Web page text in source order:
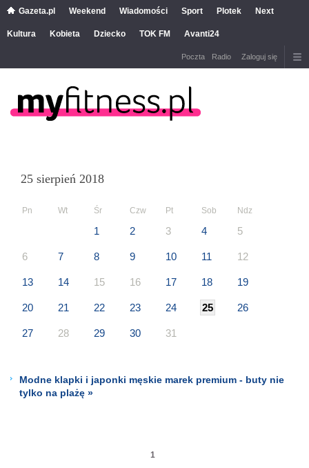
Gazeta.pl Weekend Wiadomości Sport Plotek Next
Kultura Kobieta Dziecko TOK FM Avanti24
Poczta Radio Zaloguj się
25 sierpień 2018
Pn Wt Śr Czw Pt Sob Ndz
1 2 3 4 5
6 7 8 9 10 11 12
13 14 15 16 17 18 19
20 21 22 23 24 25 26
27 28 29 30 31
Modne klapki i japonki męskie marek premium - buty nie
tylko na plażę »
1